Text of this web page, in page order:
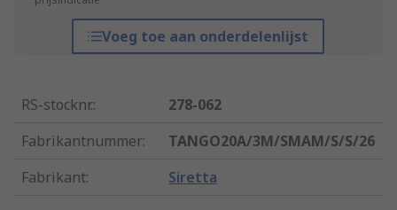
Voeg toe aan onderdelenlijst
RS-stocknr.:
278-062
Fabrikantnummer:
TANGO20A/3M/SMAM/S/S/26
Fabrikant: Siretta